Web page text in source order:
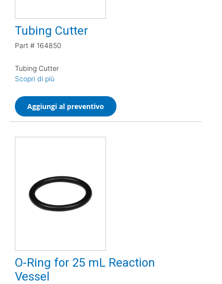
Tubing Cutter
Part # 164850
Tubing Cutter
Scopri di più
Aggiungi al preventivo
O-Ring for 25 mL Reaction
Vessel